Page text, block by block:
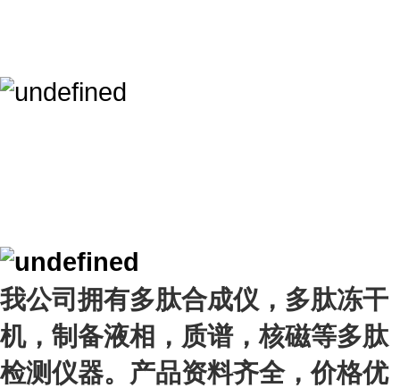
我公司拥有多肽合成仪，多肽冻干
机，制备液相，质谱，核磁等多肽
检测仪器。产品资料齐全，价格优